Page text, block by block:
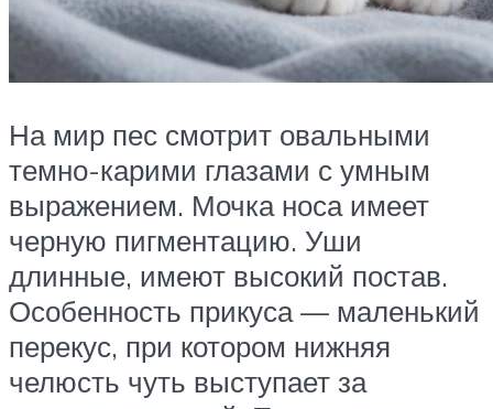
На мир пес смотрит овальными
темно-карими глазами с умным
выражением. Мочка носа имеет
черную пигментацию. Уши
длинные, имеют высокий постав.
Особенность прикуса — маленький
перекус, при котором нижняя
челюсть чуть выступает за